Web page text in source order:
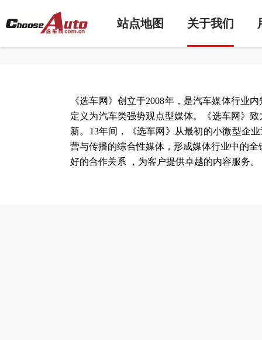
站点地图 关于我们
《选车网》创立于2008年，是汽车媒体行业
定义为汽车类强势观点型媒体。《选车网》
新。13年间，《选车网》从最初的小微型企
营与传播的综合性媒体，形成媒体行业中的
好的合作关系 ，为客户提供卓越的内容服务。